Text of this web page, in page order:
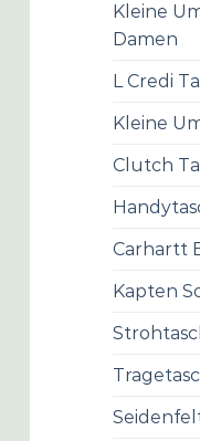
Kleine
Damen
L Credi
Kleine
Clutch
Carhartt
Kapten